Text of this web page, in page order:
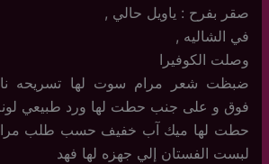
صقر بفرح : ياويل حالي ,
في الشاليه ,
وصلت الكوفيرا
ضبظت شعر مرام سوت لها تسريحه
فوق و على جنب حطت لها ورد طبيعي
حطت لها ميك آب خفيف حسب طلب مرام
لبست الفستان إلي جهزه لها فهد